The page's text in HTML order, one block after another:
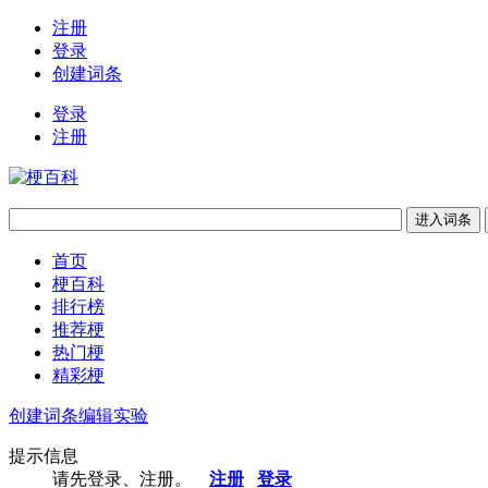
注册
登录
创建词条
登录
注册
首页
梗百科
排行榜
推荐梗
热门梗
精彩梗
创建词条编辑实验
提示信息
请先登录、注册。 注册 登录